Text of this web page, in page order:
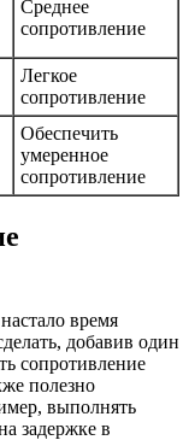
Среднее
сопротивление
Легкое
сопротивление
Обеспечить
умеренное
сопротивление
время
добавив один
сопротивление
полезно
выполнять
задержке в